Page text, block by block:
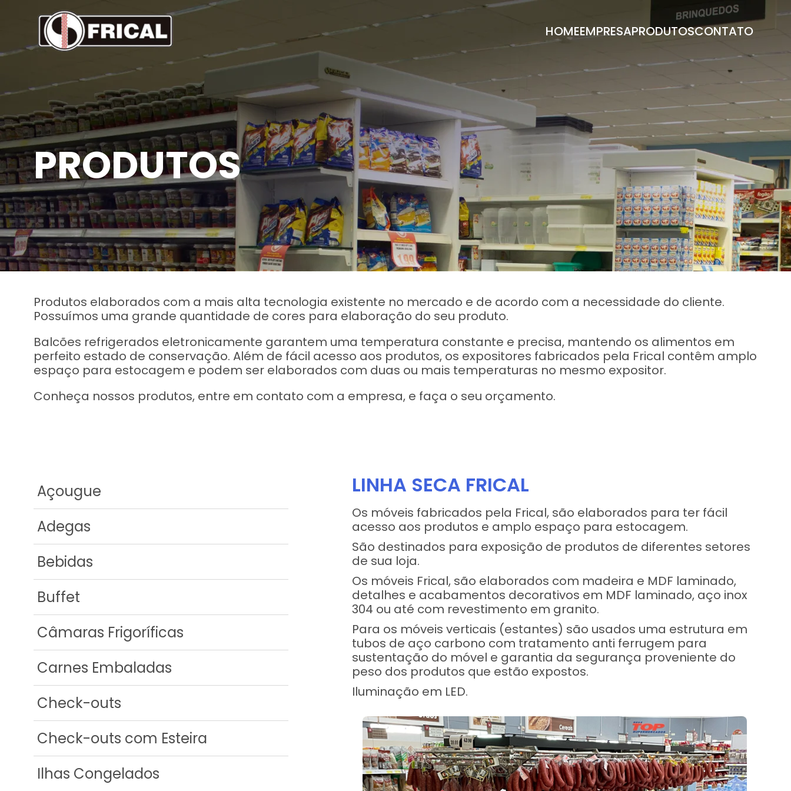
HOMEEMPRESAPRODUTOSCONTATO
PRODUTOS
Produtos elaborados com a mais alta tecnologia existente no mercado e de acordo com a necessidade do cliente.
Possuímos uma grande quantidade de cores para elaboração do seu produto.
Balcões refrigerados eletronicamente garantem uma temperatura constante e precisa, mantendo os alimentos em
perfeito estado de conservação. Além de fácil acesso aos produtos, os expositores fabricados pela Frical contêm amplo
espaço para estocagem e podem ser elaborados com duas ou mais temperaturas no mesmo expositor.
Conheça nossos produtos, entre em contato com a empresa, e faça o seu orçamento.
Açougue
Adegas
Bebidas
Buffet
Câmaras Frigoríficas
Carnes Embaladas
Check-outs
Check-outs com Esteira
Ilhas Congelados
LINHA SECA FRICAL
Os móveis fabricados pela Frical, são elaborados para ter fácil
acesso aos produtos e amplo espaço para estocagem.
São destinados para exposição de produtos de diferentes setores
de sua loja.
Os móveis Frical, são elaborados com madeira e MDF laminado,
detalhes e acabamentos decorativos em MDF laminado, aço inox
304 ou até com revestimento em granito.
Para os móveis verticais (estantes) são usados uma estrutura em
tubos de aço carbono com tratamento anti ferrugem para
sustentação do móvel e garantia da segurança proveniente do
peso dos produtos que estão expostos.
Iluminação em LED.